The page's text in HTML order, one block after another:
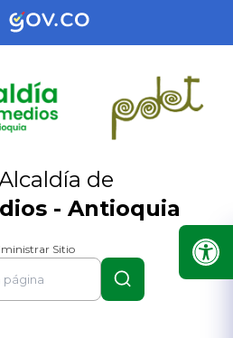
de
- Antioquia
Sitio